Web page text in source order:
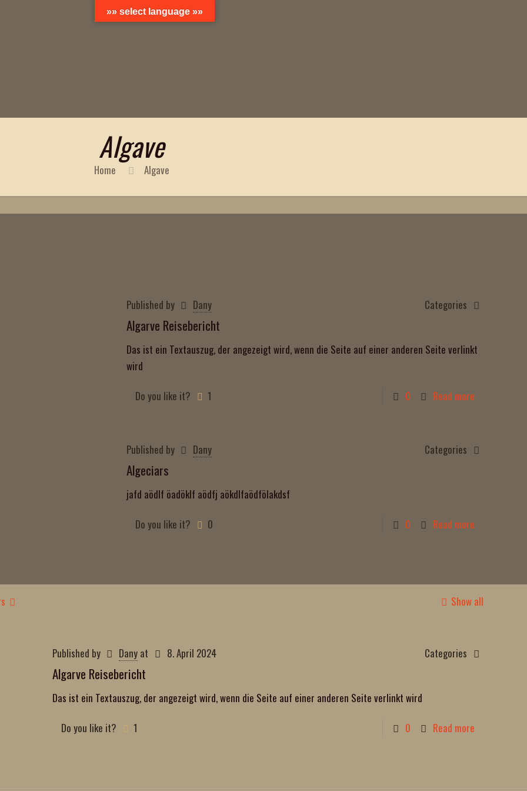
Algave
Home Algave
Published by Dany Categories
Algarve Reisebericht
Das ist ein Textauszug, der angezeigt wird, wenn die Seite auf einer anderen Seite verlinkt
wird
Do you like it? 1 0 Read more
Published by Dany Categories
Algeciars
jafd aödlf öadöklf aödfj aökdlfaödfölakdsf
Do you like it? 0 0 Read more
Show all
Published by Dany at 8. April 2024 Categories
Algarve Reisebericht
Das ist ein Textauszug, der angezeigt wird, wenn die Seite auf einer anderen Seite verlinkt wird
Do you like it? 1 0 Read more
»» select language »»